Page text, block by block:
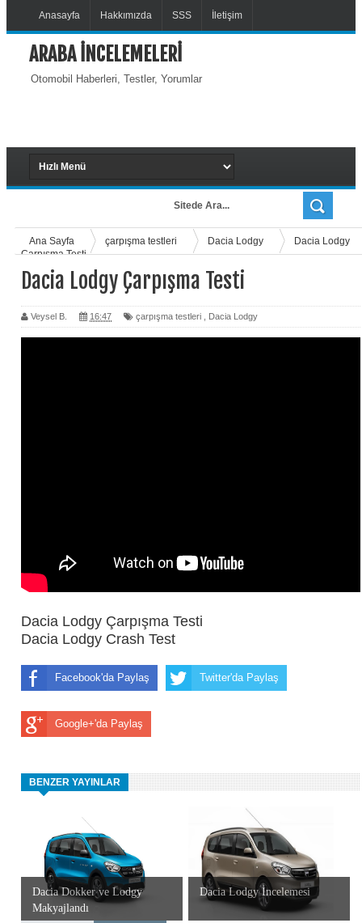
Anasayfa Hakkımızda SSS İletişim
ARABA İNCELEMELERİ
Otomobil Haberleri, Testler, Yorumlar
Ana Sayfa çarpışma testleri Dacia Lodgy
Dacia Lodgy
Çarpışma Testi
Dacia Lodgy Çarpışma Testi
Veysel B. 16:47 çarpışma testleri Dacia Lodgy
Dacia Lodgy Çarpışma Testi
Dacia Lodgy Crash Test
Facebook'da Paylaş Twitter'da Paylaş
Google+'da Paylaş
BENZER YAYINLAR
Dacia Dokker ve Lodgy
Makyajlandı
Dacia Lodgy İncelemesi